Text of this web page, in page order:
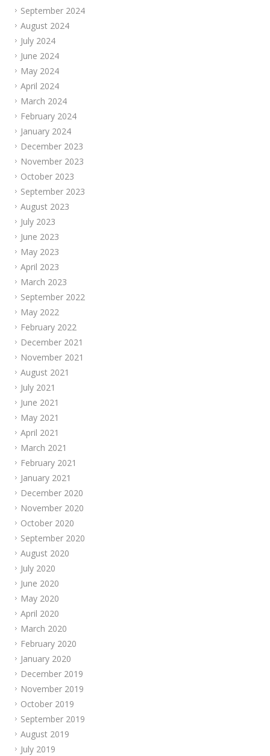
September 2024
August 2024
July 2024
June 2024
May 2024
April 2024
March 2024
February 2024
January 2024
December 2023
November 2023
October 2023
September 2023
August 2023
July 2023
June 2023
May 2023
April 2023
March 2023
September 2022
May 2022
February 2022
December 2021
November 2021
August 2021
July 2021
June 2021
May 2021
April 2021
March 2021
February 2021
January 2021
December 2020
November 2020
October 2020
September 2020
August 2020
July 2020
June 2020
May 2020
April 2020
March 2020
February 2020
January 2020
December 2019
November 2019
October 2019
September 2019
August 2019
July 2019